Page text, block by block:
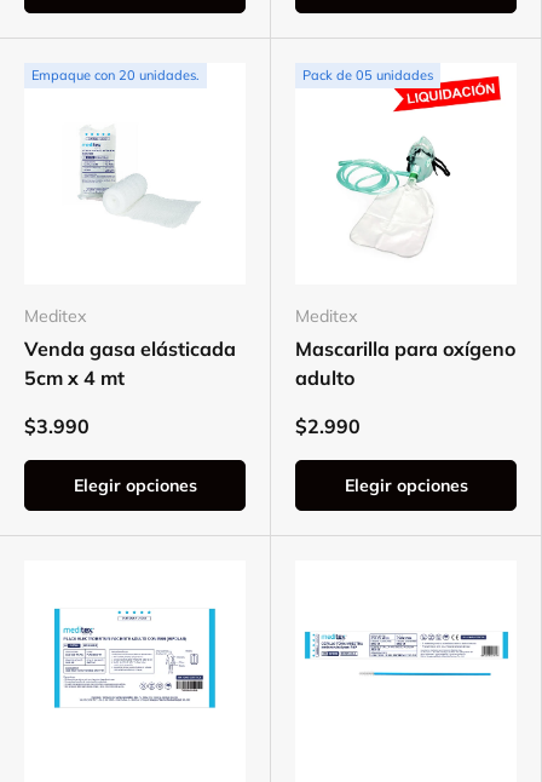
Empaque con 20 unidades.
Meditex
Venda gasa elásticada
5cm x 4 mt
$3.990
Elegir opciones
Pack de 05 unidades
Meditex
Mascarilla para oxígeno
adulto
$2.990
Elegir opciones